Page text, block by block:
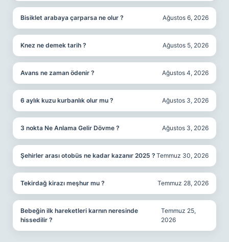
Bisiklet arabaya çarparsa ne olur ? Ağustos 6, 2026
Knez ne demek tarih ? Ağustos 5, 2026
Avans ne zaman ödenir ? Ağustos 4, 2026
6 aylık kuzu kurbanlık olur mu ? Ağustos 3, 2026
3 nokta Ne Anlama Gelir Dövme ? Ağustos 3, 2026
Şehirler arası otobüs ne kadar kazanır 2025 ? Temmuz 30, 2026
Tekirdağ kirazı meşhur mu ? Temmuz 28, 2026
Bebeğin ilk hareketleri karnın neresinde
hissedilir ?
Temmuz 25,
2026